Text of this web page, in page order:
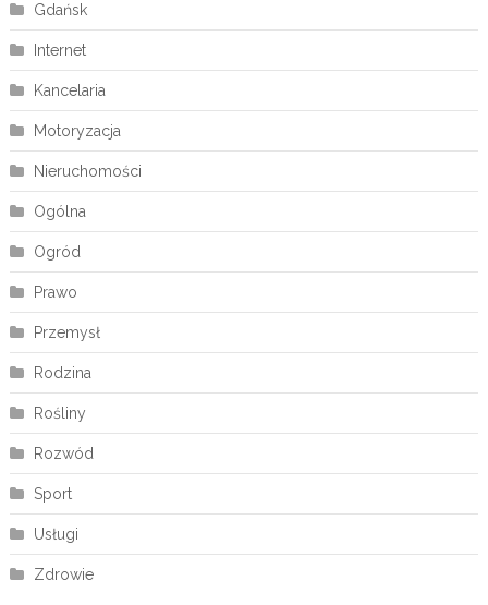
Gdańsk
Internet
Kancelaria
Motoryzacja
Nieruchomości
Ogólna
Ogród
Prawo
Przemysł
Rodzina
Rośliny
Rozwód
Sport
Usługi
Zdrowie